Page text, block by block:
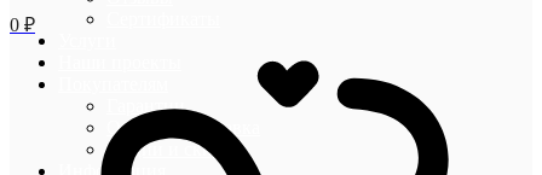
Гарантии
Оплата и доставка
Акции и скидки
0 ₽